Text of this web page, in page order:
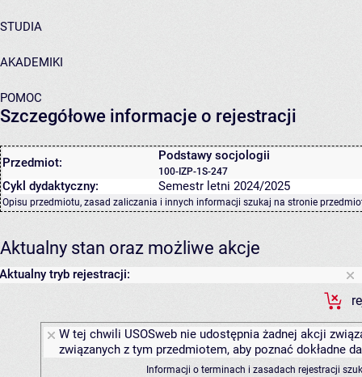
STUDIA
AKADEMIKI
POMOC
Szczegółowe informacje o rejestracji
Przedmiot: Podstawy socjologii
100-IZP-1S-247
Cykl dydaktyczny: Semestr letni 2024/2025
Opisu przedmiotu, zasad zaliczania i innych informacji szukaj na stronie
Aktualny stan oraz możliwe akcje
Aktualny tryb rejestracji:
W tej chwili USOSweb nie udostępnia żadnej akcji
związanych z tym przedmiotem, aby poznać dokładne
Informacji o terminach i zasadach rejestracji